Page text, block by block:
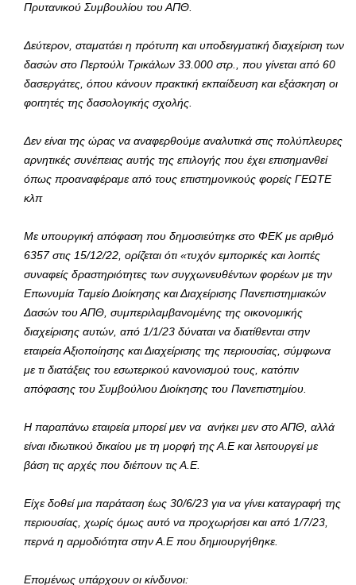
Πρυτανικού Συμβουλίου του ΑΠΘ.
Δεύτερον, σταματάει η πρότυπη και υποδειγματική διαχείριση των
δασών στο Περτούλι Τρικάλων 33.000 στρ., που γίνεται από 60
δασεργάτες, όπου κάνουν πρακτική εκπαίδευση και εξάσκηση οι
φοιτητές της δασολογικής σχολής.
Δεν είναι της ώρας να αναφερθούμε αναλυτικά στις πολύπλευρες
αρνητικές συνέπειας αυτής της επιλογής που έχει επισημανθεί
όπως προαναφέραμε από τους επιστημονικούς φορείς ΓΕΩΤΕ
κλπ
Με υπουργική απόφαση που δημοσιεύτηκε στο ΦΕΚ με αριθμό
6357 στις 15/12/22, ορίζεται ότι «τυχόν εμπορικές και λοιπές
συναφείς δραστηριότητες των συγχωνευθέντων φορέων με την
Επωνυμία Ταμείο Διοίκησης και Διαχείρισης Πανεπιστημιακών
Δασών του ΑΠΘ, συμπεριλαμβανομένης της οικονομικής
διαχείρισης αυτών, από 1/1/23 δύναται να διατίθενται στην
εταιρεία Αξιοποίησης και Διαχείρισης της περιουσίας, σύμφωνα
με τι διατάξεις του εσωτερικού κανονισμού τους, κατόπιν
απόφασης του Συμβούλιου Διοίκησης του Πανεπιστημίου.
Η παραπάνω εταιρεία μπορεί μεν να ανήκει μεν στο ΑΠΘ, αλλά
είναι ιδιωτικού δικαίου με τη μορφή της Α.Ε και λειτουργεί με
βάση τις αρχές που διέπουν τις Α.Ε.
Είχε δοθεί μια παράταση έως 30/6/23 για να γίνει καταγραφή της
περιουσίας, χωρίς όμως αυτό να προχωρήσει και από 1/7/23,
περνά η αρμοδιότητα στην Α.Ε που δημιουργήθηκε.
Επομένως υπάρχουν οι κίνδυνοι: